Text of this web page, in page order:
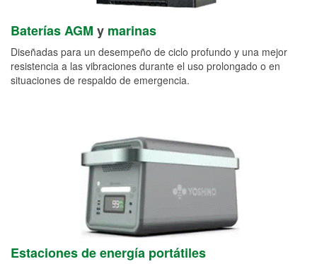
Baterías AGM y marinas
Diseñadas para un desempeño de ciclo profundo y una mejor
resistencia a las vibraciones durante el uso prolongado o en
situaciones de respaldo de emergencia.
Estaciones de energía portátiles